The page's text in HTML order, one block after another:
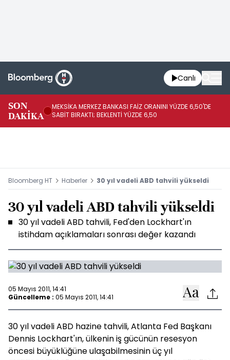
Canlı
SON
DAKİKA
MEKSİKA MERKEZ BANKASI FAİZ ORANINI YÜZDE 6,50'DE
SABİT BIRAKTI; BEKLENTİ YÜZDE 6,50
Bloomberg HT Haberler 30 yıl vadeli ABD tahvili yükseldi
30 yıl vadeli ABD tahvili yükseldi
30 yıl vadeli ABD tahvili, Fed'den Lockhart'ın
istihdam açıklamaları sonrası değer kazandı
05 Mayıs 2011, 14:41
Güncelleme : 05 Mayıs 2011, 14:41
30 yıl vadeli ABD hazine tahvili, Atlanta Fed Başkanı
Dennis Lockhart'ın, ülkenin iş gücünün resesyon
öncesi büyüklüğüne ulaşabilmesinin üç yıl